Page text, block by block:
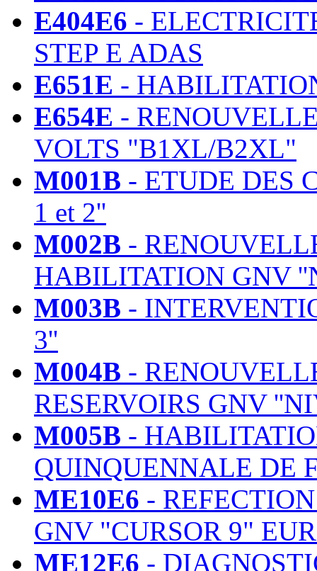
E404E6 -
STEP E ADAS
E651E -
E654E -
VOLTS "B1XL/B2XL"
M001B - ETUDE DES
1 et 2''
M002B -
HABILITATION GNV
M003B -
3''
M004B -
RESERVOIRS GNV
M005B -
QUINQUENNALE DE
ME10E6 -
GNV "CURSOR 9"
ME12E6 -